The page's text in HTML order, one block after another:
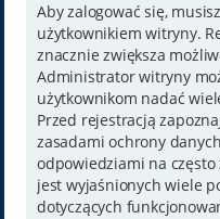
Aby zalogować się,
użytkownikiem witryny.
znacznie zwiększa
Administrator witryny
użytkownikom nadać
Przed rejestracją
zasadami ochrony
odpowiedziami na często
jest wyjaśnionych wiele
dotyczących